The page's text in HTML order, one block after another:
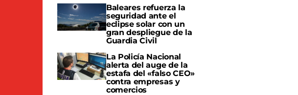
Baleares refuerza la
seguridad ante el
eclipse solar con un
gran despliegue de la
Guardia Civil
La Policía Nacional
alerta del auge de la
estafa del «falso CEO»
contra empresas y
comercios